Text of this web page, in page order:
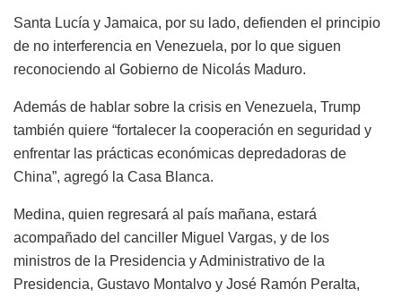
Santa Lucía y Jamaica, por su lado, defienden el principio
de no interferencia en Venezuela, por lo que siguen
reconociendo al Gobierno de Nicolás Maduro.
Además de hablar sobre la crisis en Venezuela, Trump
también quiere “fortalecer la cooperación en seguridad y
enfrentar las prácticas económicas depredadoras de
China”, agregó la Casa Blanca.
Medina, quien regresará al país mañana, estará
acompañado del canciller Miguel Vargas, y de los
ministros de la Presidencia y Administrativo de la
Presidencia, Gustavo Montalvo y José Ramón Peralta,